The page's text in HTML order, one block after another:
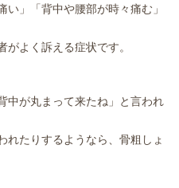
」「背中や腰部が時々痛む」
よく訴える症状です。
中が丸まって来たね」と言われ
れたりするようなら、骨粗しょ